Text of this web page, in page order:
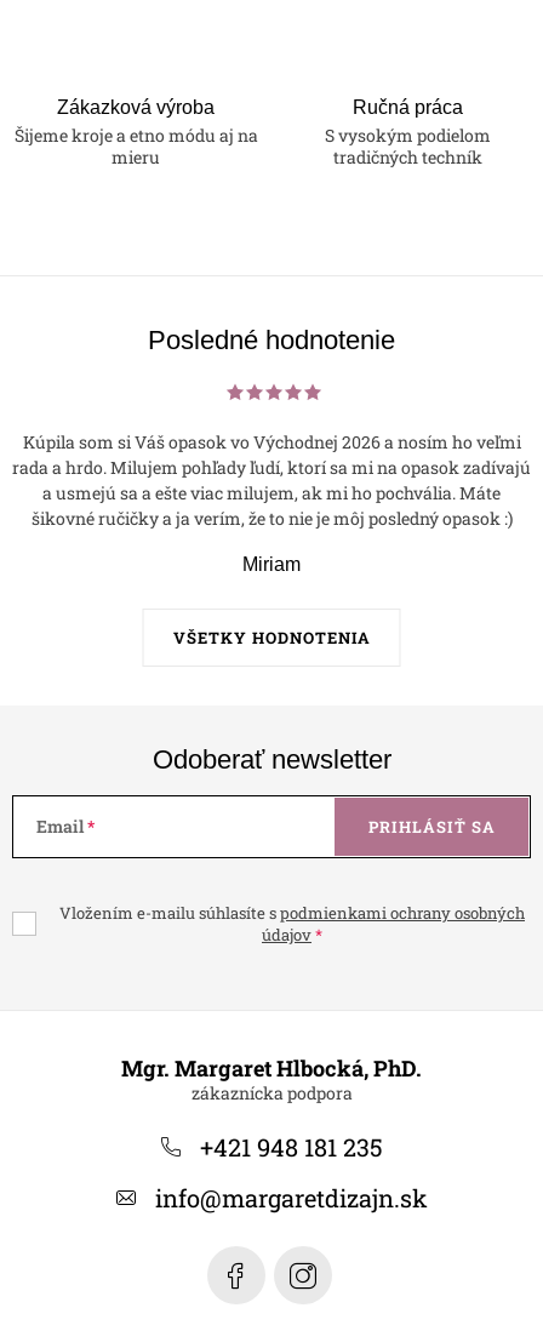
Zákazková výroba
Šijeme kroje a etno módu aj na
mieru
Ručná práca
S vysokým podielom
tradičných techník
Posledné hodnotenie
VŠETKY HODNOTENIA
Kúpila som si Váš opasok vo Východnej 2026 a nosím ho veľmi
rada a hrdo. Milujem pohľady ľudí, ktorí sa mi na opasok zadívajú
a usmejú sa a ešte viac milujem, ak mi ho pochvália. Máte
šikovné ručičky a ja verím, že to nie je môj posledný opasok :)
Miriam
Odoberať newsletter
Email
Vložením e-mailu súhlasíte spodmienkami ochrany osobných
údajov
PRIHLÁSIŤ SA
Mgr. Margaret Hlbocká, PhD.
+421 948 181 235
info@margaretdizajn.sk